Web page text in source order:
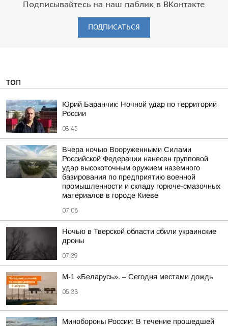
Подписывайтесь на наш паблик в ВКонтакте
ПОДПИСАТЬСЯ
ТОП
Юрий Баранчик: Ночной удар по территории
России
08:45
Вчера ночью Вооруженными Силами
Российской Федерации нанесен групповой
удар высокоточным оружием наземного
базирования по предприятию военной
промышленности и складу горюче-смазочных
материалов в городе Киеве
07:06
Ночью в Тверской области сбили украинские
дроны
07:39
М-1 «Беларусь». – Сегодня местами дождь
05:33
Минобороны России: В течение прошедшей